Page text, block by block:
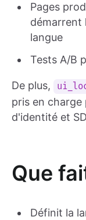
Pages
démarrent
langue
Tests A/B
De plus,
pris en charge
d'identité et
Que
Définit la